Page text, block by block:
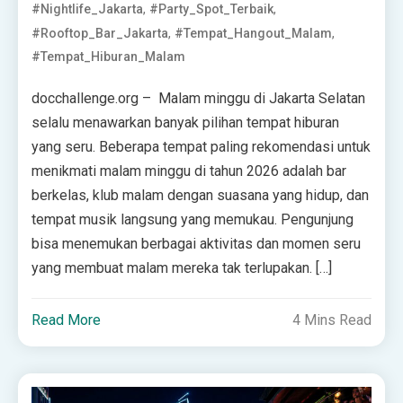
#Nightlife_Jakarta, #Party_Spot_Terbaik,
#Rooftop_Bar_Jakarta, #Tempat_Hangout_Malam,
#Tempat_Hiburan_Malam
docchallenge.org – Malam minggu di Jakarta Selatan
selalu menawarkan banyak pilihan tempat hiburan
yang seru. Beberapa tempat paling rekomendasi untuk
menikmati malam minggu di tahun 2026 adalah bar
berkelas, klub malam dengan suasana yang hidup, dan
tempat musik langsung yang memukau. Pengunjung
bisa menemukan berbagai aktivitas dan momen seru
yang membuat malam mereka tak terlupakan. […]
Read More 4 Mins Read